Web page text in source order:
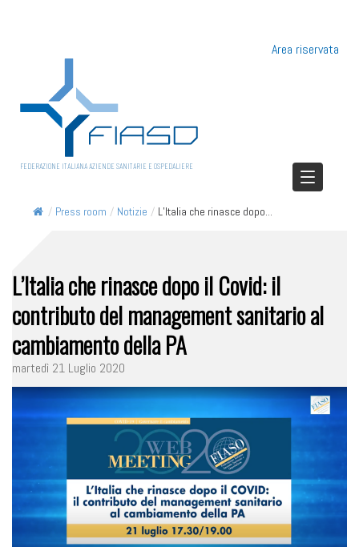
Area riservata
FEDERAZIONE ITALIANA AZIENDE SANITARIE E OSPEDALIERE
/ Press room / Notizie / L’Italia che rinasce dopo...
L’Italia che rinasce dopo il Covid: il
contributo del management sanitario al
cambiamento della PA
martedì 21 Luglio 2020